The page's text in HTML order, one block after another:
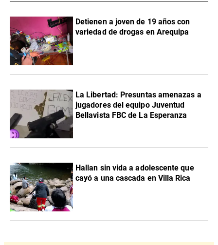
Detienen a joven de 19 años con
variedad de drogas en Arequipa
La Libertad: Presuntas amenazas a
jugadores del equipo Juventud
Bellavista FBC de La Esperanza
Hallan sin vida a adolescente que
cayó a una cascada en Villa Rica